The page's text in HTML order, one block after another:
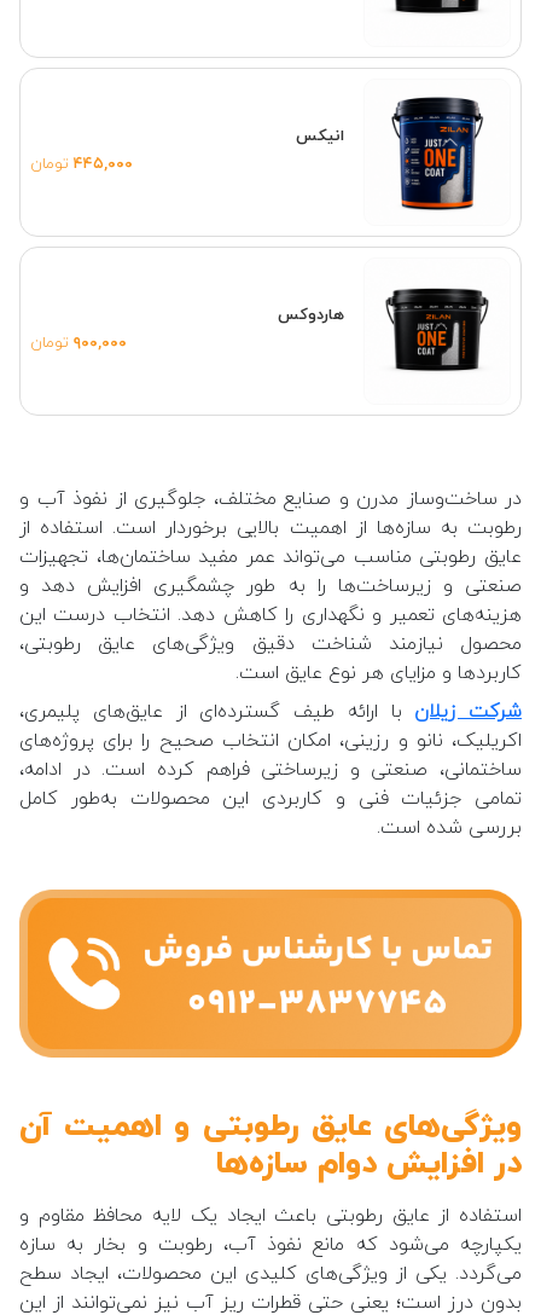
انیکس
۴۴۵,۰۰۰ تومان
هاردوکس
۹۰۰,۰۰۰ تومان
در ساخت‌و‌ساز مدرن و صنایع مختلف، جلوگیری از نفوذ آب و
رطوبت به سازه‌ها از اهمیت بالایی برخوردار است. استفاده از
عایق رطوبتی مناسب می‌تواند عمر مفید ساختمان‌ها، تجهیزات
صنعتی و زیرساخت‌ها را به طور چشمگیری افزایش دهد و
هزینه‌های تعمیر و نگهداری را کاهش دهد. انتخاب درست این
محصول نیازمند شناخت دقیق ویژگی‌های عایق رطوبتی،
کاربردها و مزایای هر نوع عایق است.
شرکت زیلان با ارائه طیف گسترده‌ای از عایق‌های پلیمری،
اکریلیک، نانو و رزینی، امکان انتخاب صحیح را برای پروژه‌های
ساختمانی، صنعتی و زیرساختی فراهم کرده است. در ادامه،
تمامی جزئیات فنی و کاربردی این محصولات به‌طور کامل
بررسی شده است.
ویژگی‌های عایق رطوبتی و اهمیت آن
در افزایش دوام سازه‌ها
استفاده از عایق رطوبتی باعث ایجاد یک لایه محافظ مقاوم و
یکپارچه می‌شود که مانع نفوذ آب، رطوبت و بخار به سازه
می‌گردد. یکی از ویژگی‌های کلیدی این محصولات، ایجاد سطح
بدون درز است؛ یعنی حتی قطرات ریز آب نیز نمی‌توانند از این